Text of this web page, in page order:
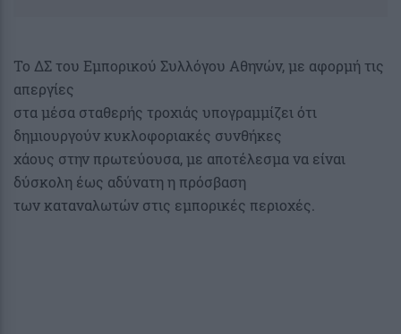
Το ΔΣ του Εμπορικού Συλλόγου Αθηνών, με αφορμή τις
απεργίες
στα μέσα σταθερής τροχιάς υπογραμμίζει ότι
δημιουργούν κυκλοφοριακές συνθήκες
χάους στην πρωτεύουσα, με αποτέλεσμα να είναι
δύσκολη έως αδύνατη η πρόσβαση
των καταναλωτών στις εμπορικές περιοχές.